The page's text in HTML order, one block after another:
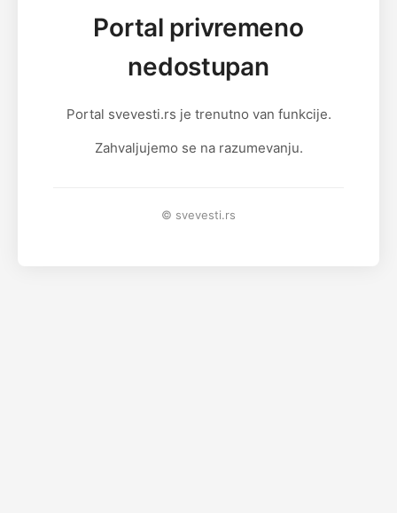
Portal privremeno
nedostupan
Portal svevesti.rs je trenutno van funkcije.
Zahvaljujemo se na razumevanju.
© svevesti.rs